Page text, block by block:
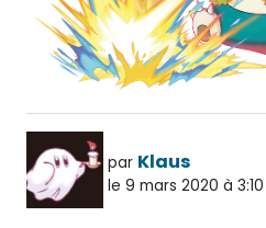
par Klaus
le 9 mars 2020 à 3:10